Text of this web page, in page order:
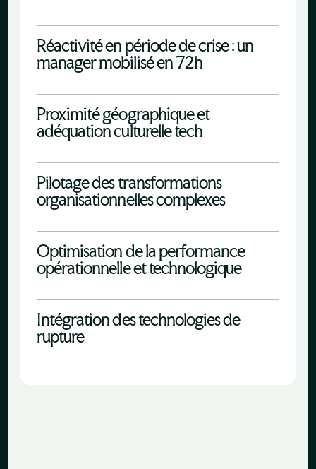
Réactivité en période de crise : un
manager mobilisé en 72h
Proximité géographique et
adéquation culturelle tech
Pilotage des transformations
organisationnelles complexes
Optimisation de la performance
opérationnelle et technologique
Intégration des technologies de
rupture